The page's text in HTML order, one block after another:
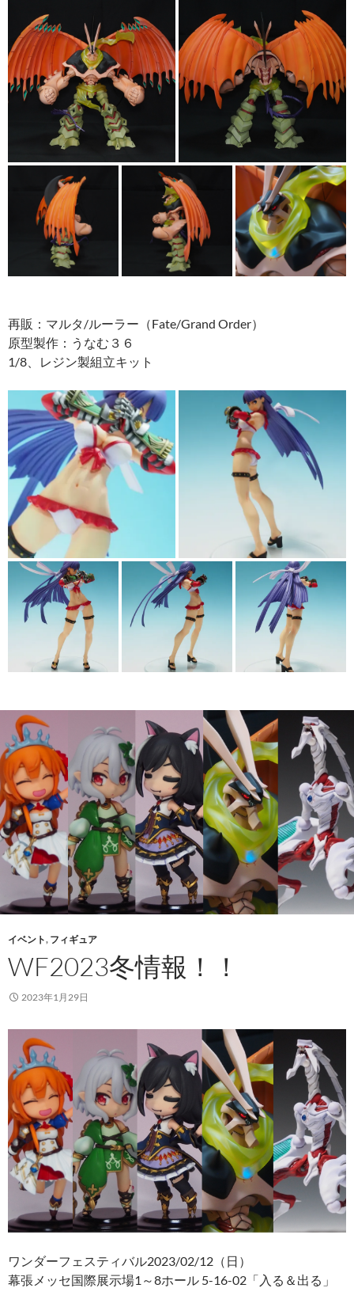
再販：マルタ/ルーラー（Fate/Grand Order）
原型製作：うなむ３６
1/8、レジン製組立キット
イベント, フィギュア
WF2023冬情報！！
2023年1月29日
ワンダーフェスティバル2023/02/12（日）
幕張メッセ国際展示場1～8ホール 5-16-02「入る＆出る」